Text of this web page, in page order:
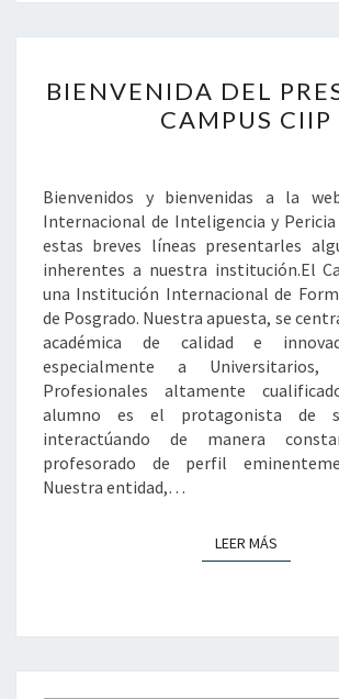
DEL
BIENVENIDA DEL
CAMPUS CIIP
Bienvenidos y bienvenidas a la
Internacional de Inteligencia y Pericia
estas breves líneas presentarles
inherentes a nuestra institución.El
una Institución Internacional de
de Posgrado. Nuestra apuesta, se
académica de calidad e
especialmente a
Profesionales altamente
alumno es el protagonista de
interactúando de manera
profesorado de perfil
Nuestra entidad,…
LEER MÁSLEER MÁS